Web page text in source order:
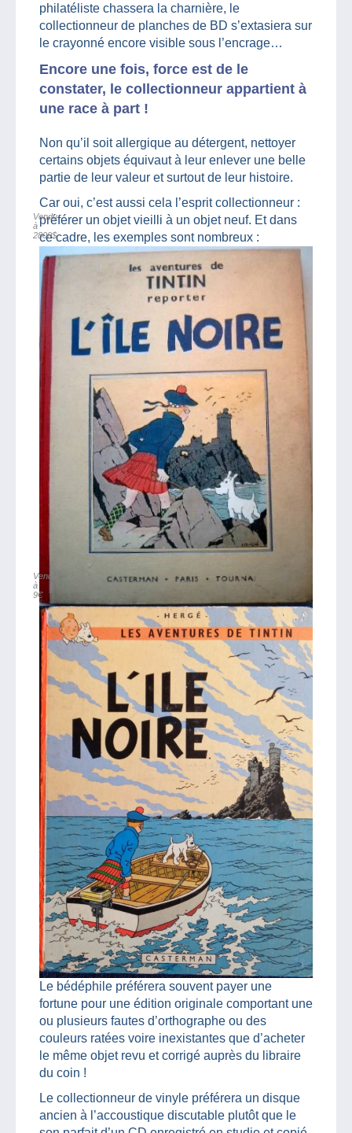
philatéliste chassera la charnière, le
collectionneur de planches de BD s’extasiera sur
le crayonné encore visible sous l’encrage…
Encore une fois, force est de le
constater, le collectionneur appartient à
une race à part !
Non qu’il soit allergique au détergent, nettoyer
certains objets équivaut à leur enlever une belle
partie de leur valeur et surtout de leur histoire.
Car oui, c’est aussi cela l’esprit collectionneur :
préférer un objet vieilli à un objet neuf. Et dans
ce cadre, les exemples sont nombreux :
Vendu
à
2800$
Vendu
à
9€
Le bédéphile préférera souvent payer une
fortune pour une édition originale comportant une
ou plusieurs fautes d’orthographe ou des
couleurs ratées voire inexistantes que d’acheter
le même objet revu et corrigé auprès du libraire
du coin !
Le collectionneur de vinyle préférera un disque
ancien à l’accoustique discutable plutôt que le